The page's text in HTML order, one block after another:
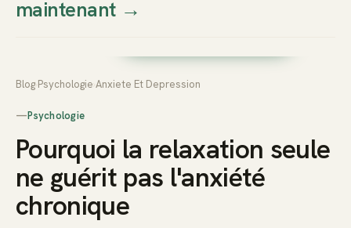
Thierry
Prendre rendez-vous dès
maintenant→
Blog Psychologie Anxiete Et Depression
—Psychologie
Pourquoi la relaxation seule
ne guérit pas l'anxiété
chronique